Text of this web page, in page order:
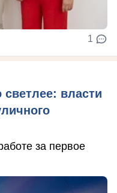
1
власти
за первое